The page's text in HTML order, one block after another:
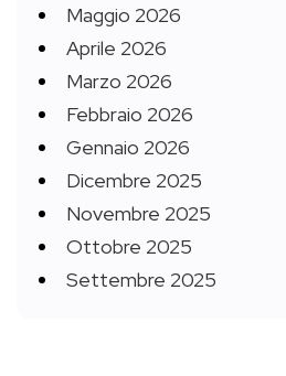
Maggio 2026
Aprile 2026
Marzo 2026
Febbraio 2026
Gennaio 2026
Dicembre 2025
Novembre 2025
Ottobre 2025
Settembre 2025